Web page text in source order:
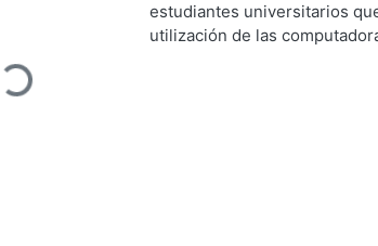
Loading...
estudiantes universitarios
utilización de las